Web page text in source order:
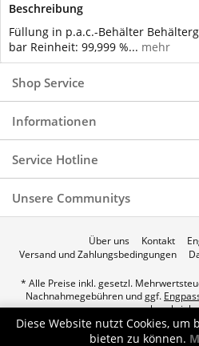
Beschreibung
Füllung in p.a.c.-Behälter
bar Reinheit: 99,999 %... mehr
Shop Service
Informationen
Service Hotline
Unsere Communitys
Über uns Kontakt
Versand und Zahlungsbedingungen
* Alle Preise inkl. gesetzl.
Nachnahmegebühren und ggf.
© 2026 p.a.c. Gasservice GmbH -
Diese Website nutzt Cookies,
bieten zu können.